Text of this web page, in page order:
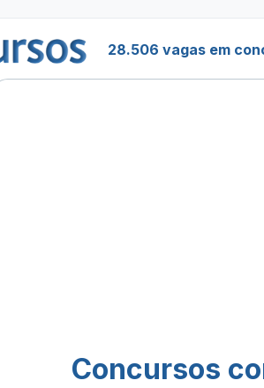
28.506 vagas em
Concursos